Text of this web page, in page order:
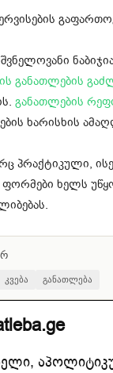
განათლების
განათლების
ხარისხის
პრაქტიკული,
ხელს
კვება განათლება